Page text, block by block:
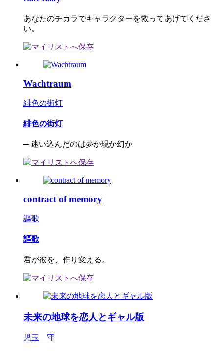
あなたのチカラでキャラクターを救ってあげてくださ
い。
Wachtraum
緋色の街灯
緋色の街灯
─ 迷い込んだのは夢か現か幻か
contract of memory
謳歌
謳歌
君が彼を、作り変える。
未来の地球を恋人とギャル版
児玉 守